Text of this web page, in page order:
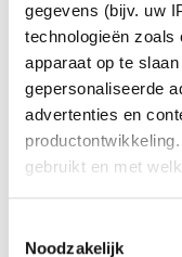
gegevens (bijv. uw
technologieën
apparaat op te
gepersonaliseerde
advertenties en
gebruikt en met
Informatie
Noodzakelijk
Andreas Vesalius (1514-
Gilles-Lambert Godecharle